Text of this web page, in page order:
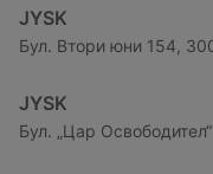
JYSK
Бул. Втори юни 154,
JYSK
Бул. „Цар